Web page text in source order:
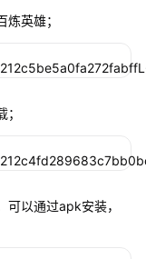
英雄；
以通过apk安装，